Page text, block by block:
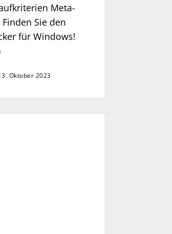
Meta-
Sie den
für Windows!
Oktober 2023